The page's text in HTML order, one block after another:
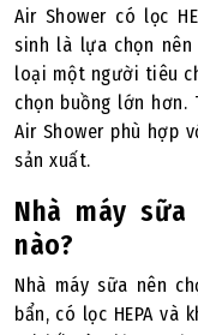
Air Shower có lọc
sinh là lựa chọn
loại một người tiêu
chọn buồng lớn hơn.
Air Shower phù hợp
sản xuất.
Nhà máy
nào?
Nhà máy sữa nên
bẩn, có lọc HEPA